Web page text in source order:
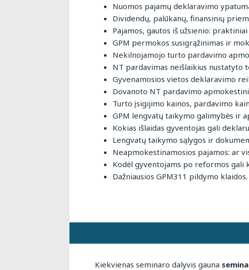
Nuomos pajamų deklaravimo
Dividendų, palūkanų, finansinių
Pajamos, gautos iš užsienio:
GPM permokos susigrąžinimas ir
Nekilnojamojo turto pardavimo
NT pardavimas neišlaikius nustatyto
Gyvenamosios vietos deklaravimo
Dovanoto NT pardavimo
Turto įsigijimo kainos, pardavimo
GPM lengvatų taikymo galimybės ir
Kokias išlaidas gyventojas gali
Lengvatų taikymo sąlygos ir
Neapmokestinamosios pajamos: ar
Kodėl gyventojams po reformos gali
Dažniausios GPM311 pildymo klaidos.
Kiekvienas seminaro dalyvis gauna